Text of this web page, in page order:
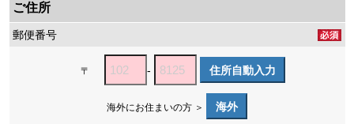
ご住所
郵便番号
〒 - 住所自動入力
海外にお住まいの方 ＞ 海外